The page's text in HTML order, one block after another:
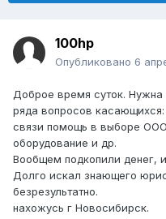
100hp
Опубликовано 6
Доброе время суток.
ряда вопросов
связи помощь в выборе
оборудование и др.
Вообщем подкопили денег,
Долго искал знающего
безрезультатно.
нахожусь г Новосибирск.